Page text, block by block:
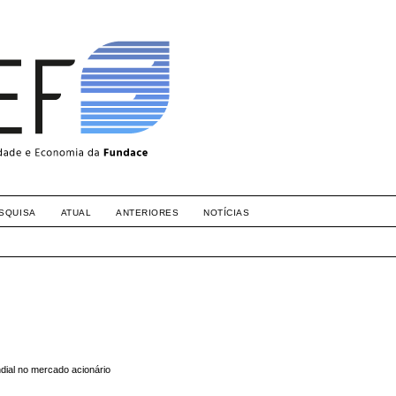
ATUAL ANTERIORES NOTÍCIAS
no mercado acionário